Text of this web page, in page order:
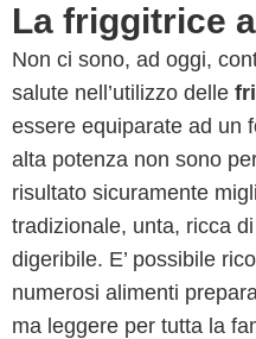
La friggitrice
Non ci sono, ad oggi,
salute nell’utilizzo delle
essere equiparate ad un
alta potenza non sono
risultato sicuramente
tradizionale, unta, ricca
digeribile. E’ possibile
numerosi alimenti
ma leggere per tutta la